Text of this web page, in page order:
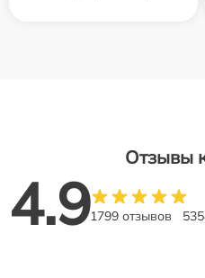
Отзывы
4.91799 отзывов